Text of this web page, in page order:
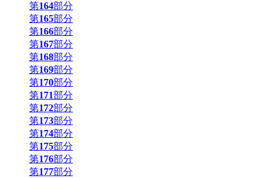
第164部分
第165部分
第166部分
第167部分
第168部分
第169部分
第170部分
第171部分
第172部分
第173部分
第174部分
第175部分
第176部分
第177部分